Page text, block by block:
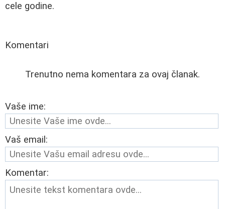
cele godine.
Komentari
Trenutno nema komentara za ovaj članak.
Vaše ime:
Vaš email:
Komentar: